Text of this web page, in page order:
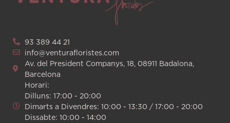
93 389 44 21
info@venturafloristes.com
Av. del President Companys, 18, 08911 Badalona,
Barcelona
Horari:
Dilluns: 17:00 - 20:00
Dimarts a Divendres: 10:00 - 13:30 / 17:00 - 20:00
Dissabte: 10:00 - 14:00